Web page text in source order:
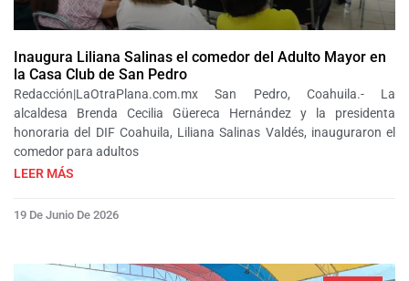
Inaugura Liliana Salinas el comedor del Adulto Mayor en
la Casa Club de San Pedro
Redacción|LaOtraPlana.com.mx San Pedro, Coahuila.- La
alcaldesa Brenda Cecilia Güereca Hernández y la presidenta
honoraria del DIF Coahuila, Liliana Salinas Valdés, inauguraron el
comedor para adultos
LEER MÁS
19 De Junio De 2026